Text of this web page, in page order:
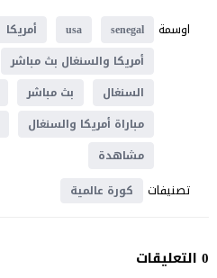
اوسمة
senegal
usa أمريكا
أمريكا والسنغال بث مباشر
السنغال
بث مباشر
مباراة أمريكا والسنغال
مشاهدة
تصنيفات كورة عالمية
0 التعليقات